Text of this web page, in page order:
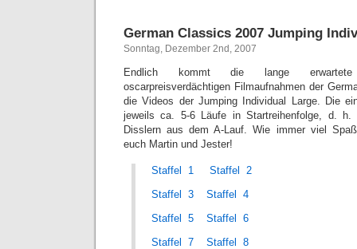
German Classics 2007 Jumping
Sonntag, Dezember 2nd, 2007
Endlich kommt die lange erwartete
oscarpreisverdächtigen Filmaufnahmen der
die Videos der Jumping Individual Large. Die
jeweils ca. 5-6 Läufe in Startreihenfolge, d. h.
Disslern aus dem A-Lauf. Wie immer viel
euch Martin und Jester!
Staffel 1
Staffel 2
Staffel 3
Staffel 4
Staffel 5
Staffel 6
Staffel 7
Staffel 8